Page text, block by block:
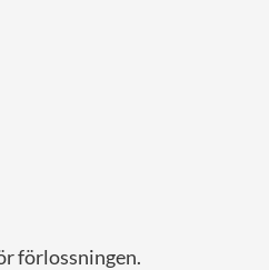
förlossningen.